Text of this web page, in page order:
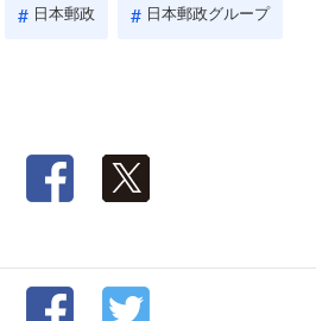
日本郵政 日本郵政グループ